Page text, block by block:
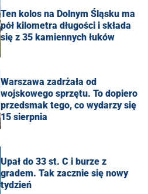
Ten kolos na Dolnym Śląsku ma
pół kilometra długości i składa
się z 35 kamiennych łuków
Warszawa zadrżała od
wojskowego sprzętu. To dopiero
przedsmak tego, co wydarzy się
15 sierpnia
Upał do 33 st. C i burze z
gradem. Tak zacznie się nowy
tydzień